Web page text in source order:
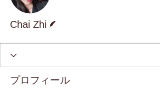
Chai Zhi
プロフィール